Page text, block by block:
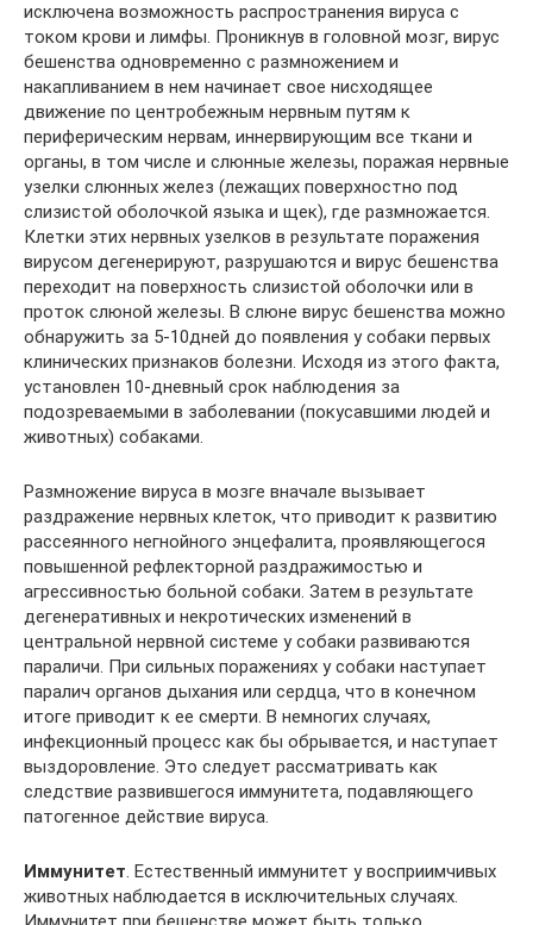
исключена возможность распространения вируса с
током крови и лимфы. Проникнув в головной мозг, вирус
бешенства одновременно с размножением и
накапливанием в нем начинает свое нисходящее
движение по центробежным нервным путям к
периферическим нервам, иннервирующим все ткани и
органы, в том числе и слюнные железы, поражая нервные
узелки слюнных желез (лежащих поверхностно под
слизистой оболочкой языка и щек), где размножается.
Клетки этих нервных узелков в результате поражения
вирусом дегенерируют, разрушаются и вирус бешенства
переходит на поверхность слизистой оболочки или в
проток слюной железы. В слюне вирус бешенства можно
обнаружить за 5-10дней до появления у собаки первых
клинических признаков болезни. Исходя из этого факта,
установлен 10-дневный срок наблюдения за
подозреваемыми в заболевании (покусавшими людей и
животных) собаками.
Размножение вируса в мозге вначале вызывает
раздражение нервных клеток, что приводит к развитию
рассеянного негнойного энцефалита, проявляющегося
повышенной рефлекторной раздражимостью и
агрессивностью больной собаки. Затем в результате
дегенеративных и некротических изменений в
центральной нервной системе у собаки развиваются
параличи. При сильных поражениях у собаки наступает
паралич органов дыхания или сердца, что в конечном
итоге приводит к ее смерти. В немногих случаях,
инфекционный процесс как бы обрывается, и наступает
выздоровление. Это следует рассматривать как
следствие развившегося иммунитета, подавляющего
патогенное действие вируса.
Иммунитет. Естественный иммунитет у восприимчивых
животных наблюдается в исключительных случаях.